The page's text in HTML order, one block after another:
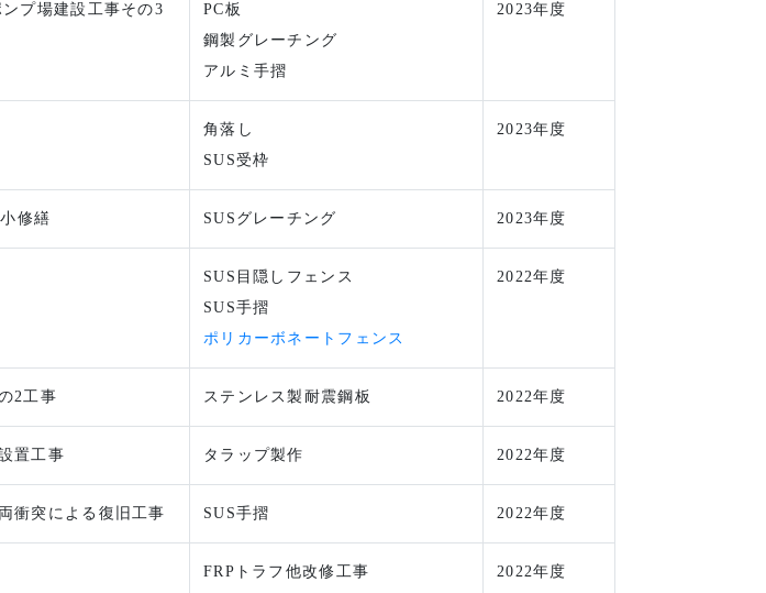
プ場建設工事その3
PC板
鋼製グレーチング
アルミ手摺
2023年度
角落し
SUS受枠
2023年度
修繕 SUSグレーチング 2023年度
SUS目隠しフェンス
SUS手摺
ポリカーボネートフェンス
2022年度
2工事 ステンレス製耐震鋼板 2022年度
置工事 タラップ製作 2022年度
衝突による復旧工事 SUS手摺 2022年度
FRPトラフ他改修工事 2022年度